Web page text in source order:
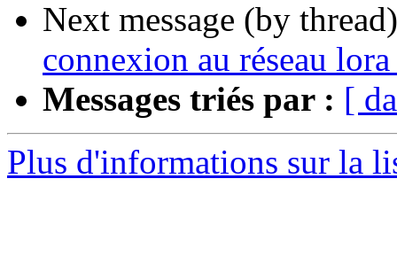
Next message (by
connexion au réseau
Messages triés par : [
Plus d'informations sur la